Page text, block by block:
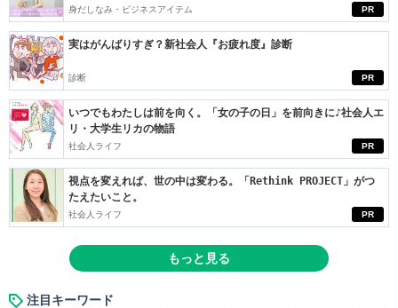
PR
身だしなみ・ビジネスアイテム
PR
実はがんばりすぎ？新社会人『お疲れ度』診断
診断
PR
いつでもわたしは前を向く。「女の子の日」を前向きに♪社会人エ
リ・大学生リカの物語
社会人ライフ
PR
視点を変えれば、世の中は変わる。「Rethink PROJECT」がつ
たえたいこと。
社会人ライフ
もっと見る
注目キーワード